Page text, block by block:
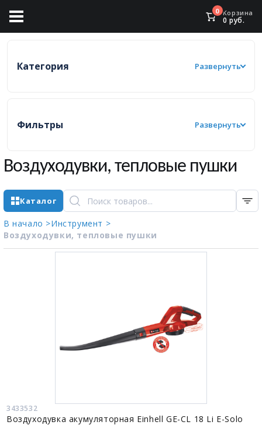
0 Корзина
0 руб.
Категория Развернуть
Фильтры Развернуть
Воздуходувки, тепловые пушки
Каталог
В начало >Инструмент >
Воздуходувки, тепловые пушки
3433532
Воздуходувка акумуляторная Einhell GE-CL 18 Li E-Solo